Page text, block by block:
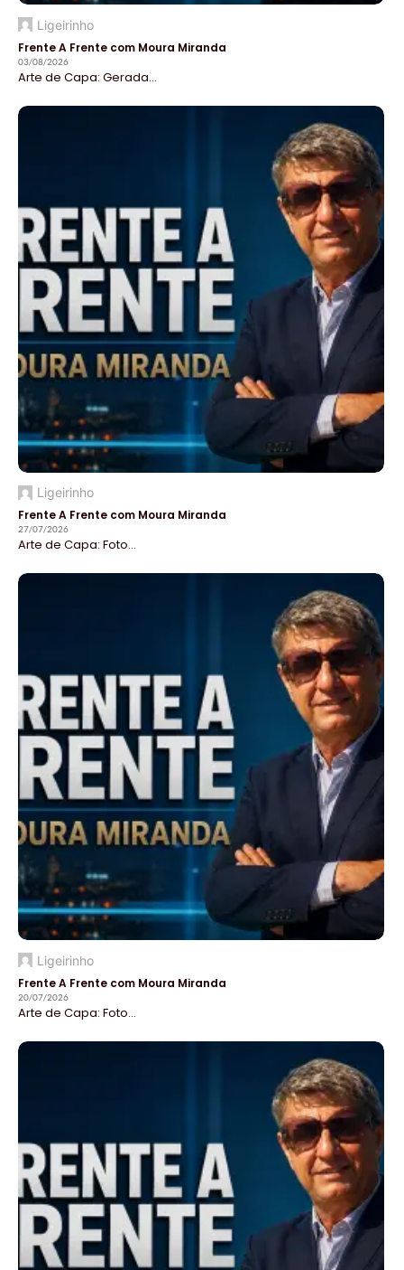
Ligeirinho
Frente A Frente com Moura Miranda
03/08/2026
Arte de Capa: Gerada...
Ligeirinho
Frente A Frente com Moura Miranda
27/07/2026
Arte de Capa: Foto...
Ligeirinho
Frente A Frente com Moura Miranda
20/07/2026
Arte de Capa: Foto...